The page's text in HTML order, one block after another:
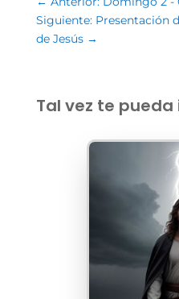
Siguiente: Presentación
de Jesús→
Tal vez te